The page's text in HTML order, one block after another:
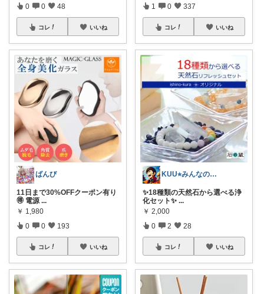
0 0 48
コレ いいね
ばんび
11日まで30%OFFクーポン有り
🉐 電源 ...
￥ 1,980
0 0 193
コレ いいね
1 0 337
コレ いいね
KUU⭐︎みんなの部屋
✨18種類の天然石から選べる浄
化セット✨ ...
￥ 2,000
0 2 28
コレ いいね